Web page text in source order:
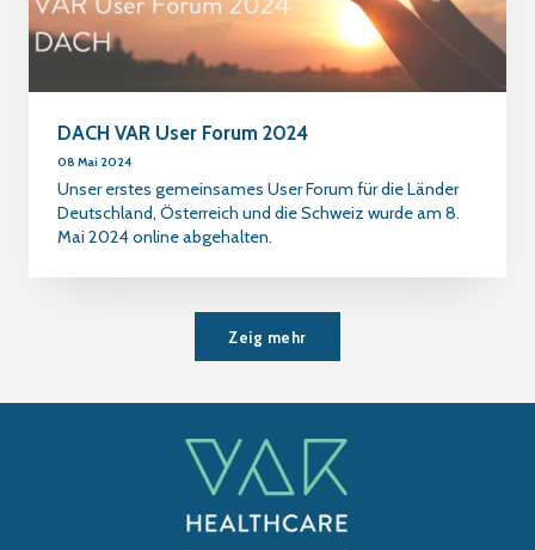
DACH VAR User Forum 2024
08 Mai 2024
Unser erstes gemeinsames User Forum für die Länder
Deutschland, Österreich und die Schweiz wurde am 8.
Mai 2024 online abgehalten.
Zeig mehr